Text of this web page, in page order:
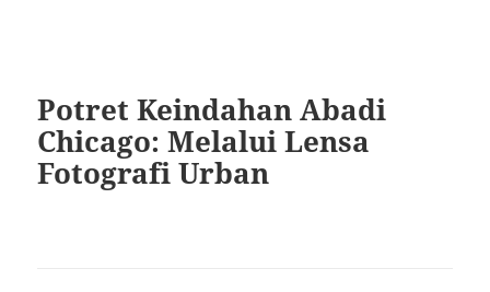
Potret Keindahan Abadi
Chicago: Melalui Lensa
Fotografi Urban